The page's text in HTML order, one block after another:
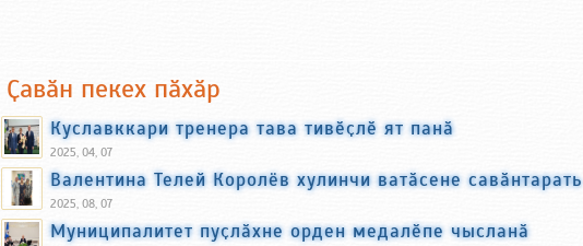
Ҫавӑн пекех пӑхӑр
Куславккари тренера тава тивӗҫлӗ ят панӑ
2025, 04, 07
Валентина Телей Королёв хулинчи ватӑсене савӑнтарать
2025, 08, 07
Муниципалитет пуҫлӑхне орден медалӗпе чысланӑ